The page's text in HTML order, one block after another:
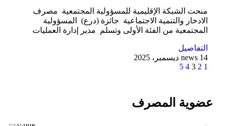
منحت الشبكة الإقليمية للمسؤولية المجتمعية مصرف
الادخار والتنمية الاجتماعية جائزة (درع) المسؤولية
المجتمعية من الفئة الأولى وتسلم مدير إدارة العمليات
التفاصيل
news 14 ديسمبر، 2025
1
2
3
4
5
عضوية المصرف